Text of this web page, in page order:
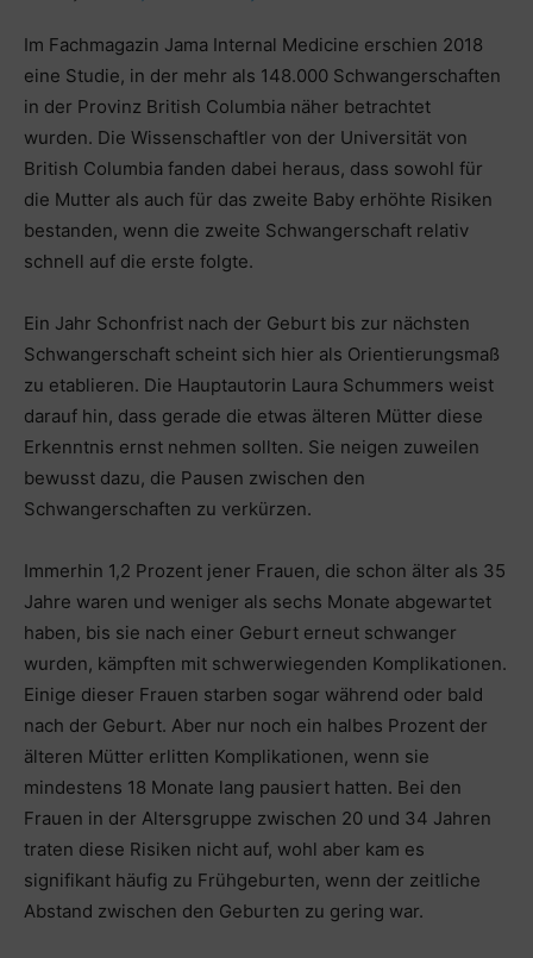
Im Fachmagazin Jama Internal Medicine erschien 2018
eine Studie, in der mehr als 148.000 Schwangerschaften
in der Provinz British Columbia näher betrachtet
wurden. Die Wissenschaftler von der Universität von
British Columbia fanden dabei heraus, dass sowohl für
die Mutter als auch für das zweite Baby erhöhte Risiken
bestanden, wenn die zweite Schwangerschaft relativ
schnell auf die erste folgte.
Ein Jahr Schonfrist nach der Geburt bis zur nächsten
Schwangerschaft scheint sich hier als Orientierungsmaß
zu etablieren. Die Hauptautorin Laura Schummers weist
darauf hin, dass gerade die etwas älteren Mütter diese
Erkenntnis ernst nehmen sollten. Sie neigen zuweilen
bewusst dazu, die Pausen zwischen den
Schwangerschaften zu verkürzen.
Immerhin 1,2 Prozent jener Frauen, die schon älter als 35
Jahre waren und weniger als sechs Monate abgewartet
haben, bis sie nach einer Geburt erneut schwanger
wurden, kämpften mit schwerwiegenden Komplikationen.
Einige dieser Frauen starben sogar während oder bald
nach der Geburt. Aber nur noch ein halbes Prozent der
älteren Mütter erlitten Komplikationen, wenn sie
mindestens 18 Monate lang pausiert hatten. Bei den
Frauen in der Altersgruppe zwischen 20 und 34 Jahren
traten diese Risiken nicht auf, wohl aber kam es
signifikant häufig zu Frühgeburten, wenn der zeitliche
Abstand zwischen den Geburten zu gering war.